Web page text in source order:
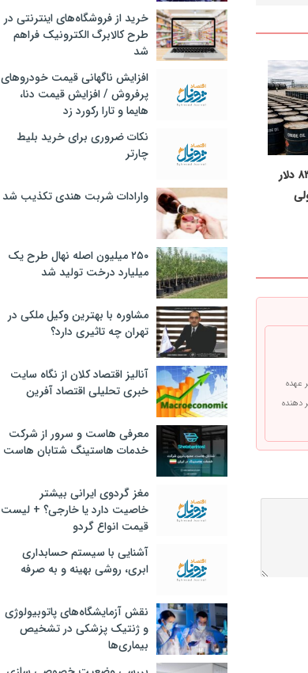
قیمت نفت برنت به ۸۳ دلار
عهده
دهنده
خرید از فروشگاه‌های اینترنتی در
طرح کالابرگ الکترونیک فراهم
شد
افزایش ناگهانی قیمت خودروهای
پرفروش / افزایش قیمت دنا،
هایما و تارا رکورد زد
نکات ضروری برای خرید بلیط
چارتر
وارادات شربت هندی تکذیب شد
۲۵۰ میلیون اصله نهال طرح یک
میلیارد درخت تولید شد
مشاوره با بهترین وکیل ملکی در
تهران چه تاثیری دارد؟
آنالیز اقتصاد کلان از نگاه سایت
خبری تحلیلی اقتصاد آفرین
معرفی هاست و سرور از شرکت
خدمات هاستینگ شتابان هاست
مغز گردوی ایرانی بیشتر
خاصیت دارد یا خارجی؟ + لیست
قیمت انواع گردو
آشنایی با سیستم حسابداری
ابری، روشی بهینه و به صرفه
نقش آزمایشگاه‌های پاتوبیولوژی
و ژنتیک پزشکی در تشخیص
بیماری‌ها